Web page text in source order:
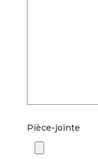
Pièce-jointe